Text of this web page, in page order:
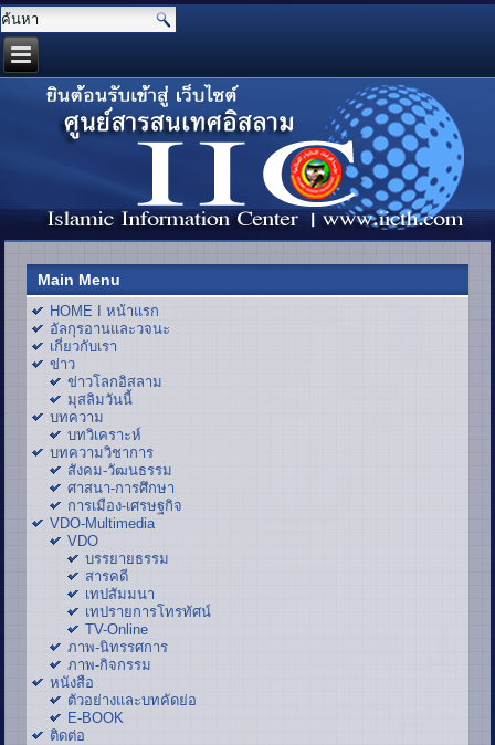
Main Menu
HOME I หน้าแรก
อัลกุรอานและวจนะ
เกี่ยวกับเรา
ข่าว
ข่าวโลกอิสลาม
มุสลิมวันนี้
บทความ
บทวิเคราะห์
บทความวิชาการ
สังคม-วัฒนธรรม
ศาสนา-การศึกษา
การเมือง-เศรษฐกิจ
VDO-Multimedia
VDO
บรรยายธรรม
สารคดี
เทปสัมมนา
เทปรายการโทรทัศน์
TV-Online
ภาพ-นิทรรศการ
ภาพ-กิจกรรม
หนังสือ
ตัวอย่างและบทคัดย่อ
E-BOOK
ติดต่อ